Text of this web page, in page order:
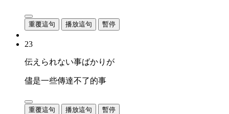
重覆這句 播放這句 暫停
23
伝えられない事ばかりが
儘是一些傳達不了的事
重覆這句 播放這句 暫停